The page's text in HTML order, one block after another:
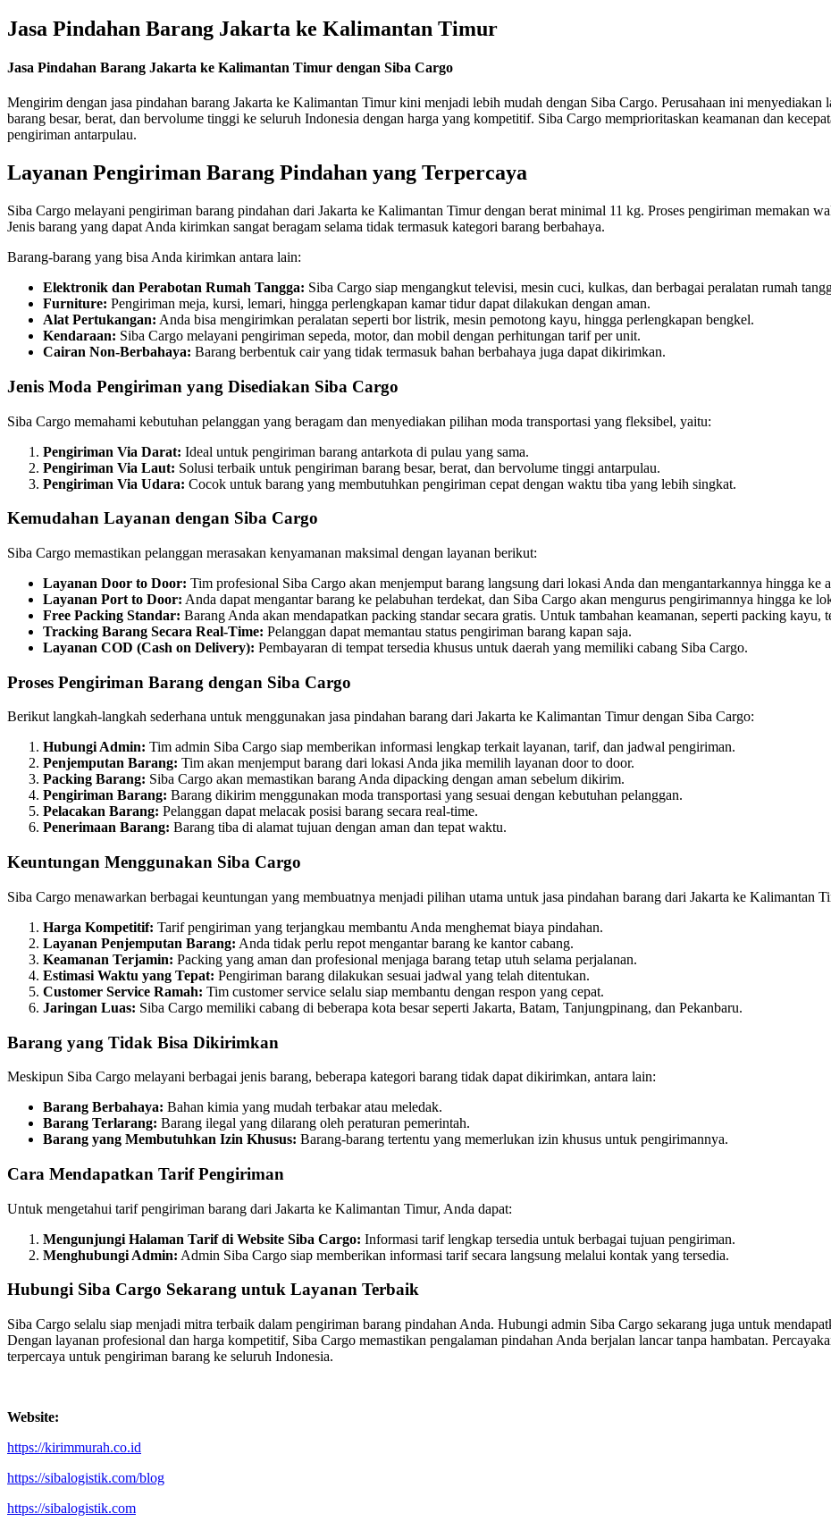
Jasa Pindahan Barang Jakarta ke Kalimantan Timur
Jasa Pindahan Barang Jakarta ke Kalimantan Timur dengan Siba Cargo
Mengirim dengan jasa pindahan barang Jakarta ke Kalimantan Timur kini menjadi lebih mudah dengan Siba Cargo. Perusahaan ini menyediakan
barang besar, berat, dan bervolume tinggi ke seluruh Indonesia dengan harga yang kompetitif. Siba Cargo memprioritaskan keamanan dan
pengiriman antarpulau.
Layanan Pengiriman Barang Pindahan yang Terpercaya
Siba Cargo melayani pengiriman barang pindahan dari Jakarta ke Kalimantan Timur dengan berat minimal 11 kg. Proses pengiriman memakan
Jenis barang yang dapat Anda kirimkan sangat beragam selama tidak termasuk kategori barang berbahaya.
Barang-barang yang bisa Anda kirimkan antara lain:
Elektronik dan Perabotan Rumah Tangga: Siba Cargo siap mengangkut televisi, mesin cuci, kulkas, dan berbagai peralatan rumah
Furniture: Pengiriman meja, kursi, lemari, hingga perlengkapan kamar tidur dapat dilakukan dengan aman.
Alat Pertukangan: Anda bisa mengirimkan peralatan seperti bor listrik, mesin pemotong kayu, hingga perlengkapan bengkel.
Kendaraan: Siba Cargo melayani pengiriman sepeda, motor, dan mobil dengan perhitungan tarif per unit.
Cairan Non-Berbahaya: Barang berbentuk cair yang tidak termasuk bahan berbahaya juga dapat dikirimkan.
Jenis Moda Pengiriman yang Disediakan Siba Cargo
Siba Cargo memahami kebutuhan pelanggan yang beragam dan menyediakan pilihan moda transportasi yang fleksibel, yaitu:
Pengiriman Via Darat: Ideal untuk pengiriman barang antarkota di pulau yang sama.
Pengiriman Via Laut: Solusi terbaik untuk pengiriman barang besar, berat, dan bervolume tinggi antarpulau.
Pengiriman Via Udara: Cocok untuk barang yang membutuhkan pengiriman cepat dengan waktu tiba yang lebih singkat.
Kemudahan Layanan dengan Siba Cargo
Siba Cargo memastikan pelanggan merasakan kenyamanan maksimal dengan layanan berikut:
Layanan Door to Door: Tim profesional Siba Cargo akan menjemput barang langsung dari lokasi Anda dan mengantarkannya hingga ke
Layanan Port to Door: Anda dapat mengantar barang ke pelabuhan terdekat, dan Siba Cargo akan mengurus pengirimannya hingga ke
Free Packing Standar: Barang Anda akan mendapatkan packing standar secara gratis. Untuk tambahan keamanan, seperti packing kayu,
Tracking Barang Secara Real-Time: Pelanggan dapat memantau status pengiriman barang kapan saja.
Layanan COD (Cash on Delivery): Pembayaran di tempat tersedia khusus untuk daerah yang memiliki cabang Siba Cargo.
Proses Pengiriman Barang dengan Siba Cargo
Berikut langkah-langkah sederhana untuk menggunakan jasa pindahan barang dari Jakarta ke Kalimantan Timur dengan Siba Cargo:
Hubungi Admin: Tim admin Siba Cargo siap memberikan informasi lengkap terkait layanan, tarif, dan jadwal pengiriman.
Penjemputan Barang: Tim akan menjemput barang dari lokasi Anda jika memilih layanan door to door.
Packing Barang: Siba Cargo akan memastikan barang Anda dipacking dengan aman sebelum dikirim.
Pengiriman Barang: Barang dikirim menggunakan moda transportasi yang sesuai dengan kebutuhan pelanggan.
Pelacakan Barang: Pelanggan dapat melacak posisi barang secara real-time.
Penerimaan Barang: Barang tiba di alamat tujuan dengan aman dan tepat waktu.
Keuntungan Menggunakan Siba Cargo
Siba Cargo menawarkan berbagai keuntungan yang membuatnya menjadi pilihan utama untuk jasa pindahan barang dari Jakarta ke Kalimantan
Harga Kompetitif: Tarif pengiriman yang terjangkau membantu Anda menghemat biaya pindahan.
Layanan Penjemputan Barang: Anda tidak perlu repot mengantar barang ke kantor cabang.
Keamanan Terjamin: Packing yang aman dan profesional menjaga barang tetap utuh selama perjalanan.
Estimasi Waktu yang Tepat: Pengiriman barang dilakukan sesuai jadwal yang telah ditentukan.
Customer Service Ramah: Tim customer service selalu siap membantu dengan respon yang cepat.
Jaringan Luas: Siba Cargo memiliki cabang di beberapa kota besar seperti Jakarta, Batam, Tanjungpinang, dan Pekanbaru.
Barang yang Tidak Bisa Dikirimkan
Meskipun Siba Cargo melayani berbagai jenis barang, beberapa kategori barang tidak dapat dikirimkan, antara lain:
Barang Berbahaya: Bahan kimia yang mudah terbakar atau meledak.
Barang Terlarang: Barang ilegal yang dilarang oleh peraturan pemerintah.
Barang yang Membutuhkan Izin Khusus: Barang-barang tertentu yang memerlukan izin khusus untuk pengirimannya.
Cara Mendapatkan Tarif Pengiriman
Untuk mengetahui tarif pengiriman barang dari Jakarta ke Kalimantan Timur, Anda dapat:
Mengunjungi Halaman Tarif di Website Siba Cargo: Informasi tarif lengkap tersedia untuk berbagai tujuan pengiriman.
Menghubungi Admin: Admin Siba Cargo siap memberikan informasi tarif secara langsung melalui kontak yang tersedia.
Hubungi Siba Cargo Sekarang untuk Layanan Terbaik
Siba Cargo selalu siap menjadi mitra terbaik dalam pengiriman barang pindahan Anda. Hubungi admin Siba Cargo sekarang juga untuk
Dengan layanan profesional dan harga kompetitif, Siba Cargo memastikan pengalaman pindahan Anda berjalan lancar tanpa hambatan.
terpercaya untuk pengiriman barang ke seluruh Indonesia.
Website:
https://kirimmurah.co.id
https://sibalogistik.com/blog
https://sibalogistik.com